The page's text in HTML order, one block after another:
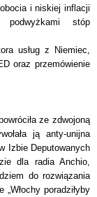
i niskiej inflacji
stóp
usług z Niemiec,
oraz przemówienie
ze zdwojoną
ją anty-unijna
Izbie Deputowanych
dla radia Anchio,
do rozwiązania
poradziłyby